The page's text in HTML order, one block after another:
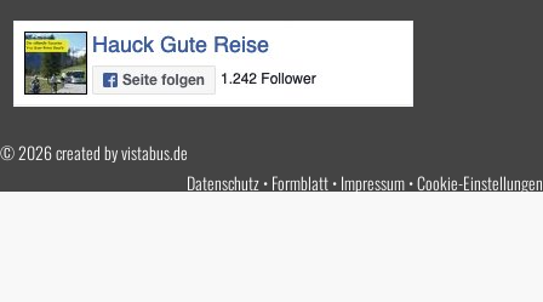
© 2026 created byvistabus.de
Datenschutz Formblatt Impressum Cookie-Einstellungen